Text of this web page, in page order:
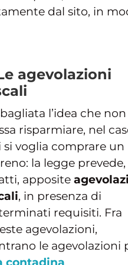
dal sito, in
agevolazioni
l’idea che non
risparmiare, nel
si voglia comprare un
la legge prevede,
apposite
, in presenza di
requisiti. Fra
agevolazioni,
le agevolazioni
contadina